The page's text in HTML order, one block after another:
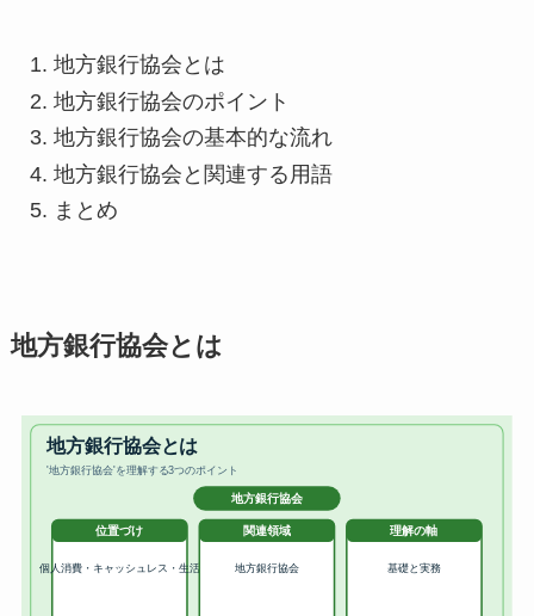
地方銀行協会とは
地方銀行協会のポイント
地方銀行協会の基本的な流れ
地方銀行協会と関連する用語
まとめ
地方銀行協会とは